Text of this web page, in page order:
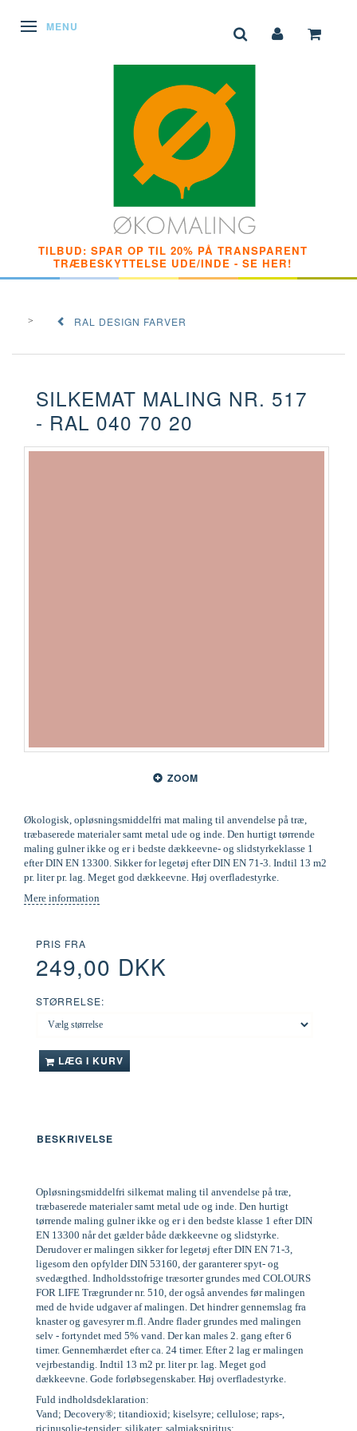
SKIFTE NAVIGATION
MENU
TILBUD: SPAR OP TIL 20% PÅ TRANSPARENT
TRÆBESKYTTELSE UDE/INDE - SE HER!
RAL DESIGN FARVER
SILKEMAT MALING NR. 517
- RAL 040 70 20
ZOOM
Økologisk, opløsningsmiddelfri mat maling til anvendelse på træ,
træbaserede materialer samt metal ude og inde. Den hurtigt tørrende
maling gulner ikke og er i bedste dækkeevne- og slidstyrkeklasse 1
efter DIN EN 13300. Sikker for legetøj efter DIN EN 71-3. Indtil 13 m2
pr. liter pr. lag. Meget god dækkeevne. Høj overfladestyrke.
Mere information
PRIS FRA
249,00 DKK
STØRRELSE:
LÆG I KURV
BESKRIVELSE
Opløsningsmiddelfri silkemat maling til anvendelse på træ,
træbaserede materialer samt metal ude og inde. Den hurtigt
tørrende maling gulner ikke og er i den bedste klasse 1 efter DIN
EN 13300 når det gælder både dækkeevne og slidstyrke.
Derudover er malingen sikker for legetøj efter DIN EN 71-3,
ligesom den opfylder DIN 53160, der garanterer spyt- og
svedægthed. Indholdsstofrige træsorter grundes med COLOURS
FOR LIFE Trægrunder nr. 510, der også anvendes før malingen
med de hvide udgaver af malingen. Det hindrer gennemslag fra
knaster og gavesyrer m.fl. Andre flader grundes med malingen
selv - fortyndet med 5% vand. Der kan males 2. gang efter 6
timer. Gennemhærdet efter ca. 24 timer. Efter 2 lag er malingen
vejrbestandig. Indtil 13 m2 pr. liter pr. lag. Meget god
dækkeevne. Gode forløbsegenskaber. Høj overfladestyrke.
Fuld indholdsdeklaration:
Vand; Decovery®; titandioxid; kiselsyre; cellulose; raps-,
ricinusolie-tensider; silikater; salmiakspiritus;